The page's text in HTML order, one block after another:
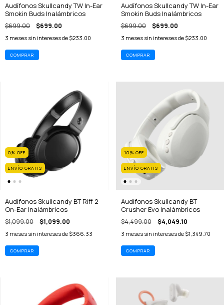
Audífonos Skullcandy TW In-Ear
Smokin Buds Inalámbricos
$699.00 $699.00
3 meses sin intereses de $233.00
Audífonos Skullcandy TW In-Ear
Smokin Buds Inalámbricos
$699.00 $699.00
3 meses sin intereses de $233.00
0% OFF
ENVÍO GRATIS
Audífonos Skullcandy BT Riff 2
On-Ear Inalámbricos
$1,099.00 $1,099.00
3 meses sin intereses de $366.33
10% OFF
ENVÍO GRATIS
Audífonos Skullcandy BT
Crusher Evo Inalámbricos
$4,499.00 $4,049.10
3 meses sin intereses de $1,349.70